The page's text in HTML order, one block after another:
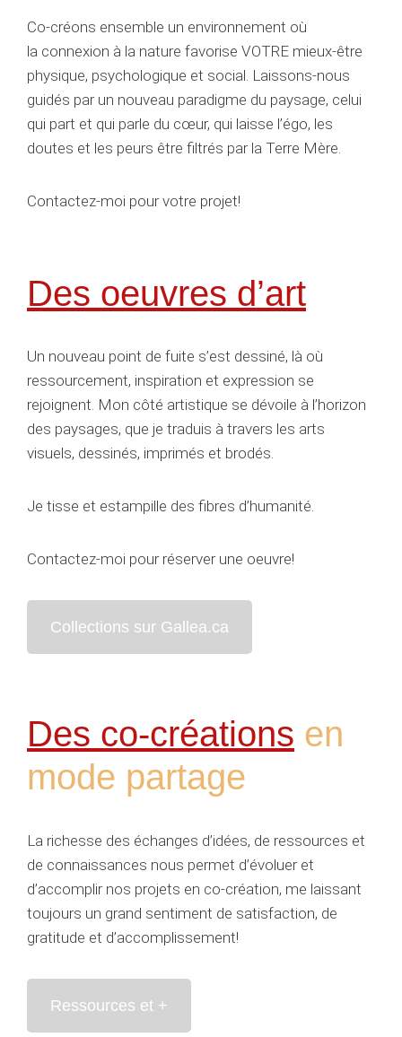
Co-créons ensemble un environnement où
la connexion à la nature favorise VOTRE mieux-être
physique, psychologique et social. Laissons-nous
guidés par un nouveau paradigme du paysage, celui
qui part et qui parle du cœur, qui laisse l’égo, les
doutes et les peurs être filtrés par la Terre Mère.
Contactez-moi pour votre projet!
Des oeuvres d’art
Un nouveau point de fuite s’est dessiné, là où
ressourcement, inspiration et expression se
rejoignent. Mon côté artistique se dévoile à l’horizon
des paysages, que je traduis à travers les arts
visuels, dessinés, imprimés et brodés.
Je tisse et estampille des fibres d’humanité.
Contactez-moi pour réserver une oeuvre!
Collections sur Gallea.ca
Des co-créations en
mode partage
La richesse des échanges d’idées, de ressources et
de connaissances nous permet d’évoluer et
d’accomplir nos projets en co-création, me laissant
toujours un grand sentiment de satisfaction, de
gratitude et d’accomplissement!
Ressources et +